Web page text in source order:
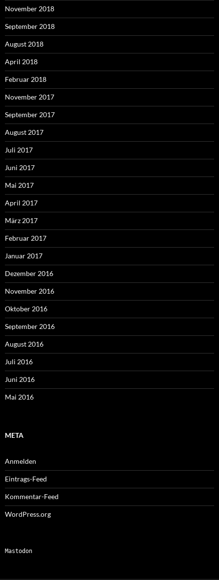
November 2018
September 2018
August 2018
April 2018
Februar 2018
November 2017
September 2017
August 2017
Juli 2017
Juni 2017
Mai 2017
April 2017
März 2017
Februar 2017
Januar 2017
Dezember 2016
November 2016
Oktober 2016
September 2016
August 2016
Juli 2016
Juni 2016
Mai 2016
META
Anmelden
Eintrags-Feed
Kommentar-Feed
WordPress.org
Mastodon